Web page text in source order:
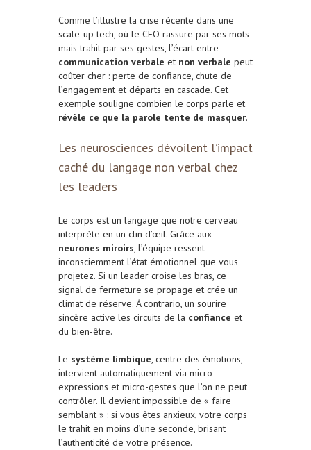
Comme l’illustre la crise récente dans une
scale-up tech, où le CEO rassure par ses mots
mais trahit par ses gestes, l’écart entre
communication verbale et non verbale peut
coûter cher : perte de confiance, chute de
l’engagement et départs en cascade. Cet
exemple souligne combien le corps parle et
révèle ce que la parole tente de masquer.
Les neurosciences dévoilent l’impact
caché du langage non verbal chez
les leaders
Le corps est un langage que notre cerveau
interprète en un clin d’œil. Grâce aux
neurones miroirs, l’équipe ressent
inconsciemment l’état émotionnel que vous
projetez. Si un leader croise les bras, ce
signal de fermeture se propage et crée un
climat de réserve. À contrario, un sourire
sincère active les circuits de la confiance et
du bien-être.
Le système limbique, centre des émotions,
intervient automatiquement via micro-
expressions et micro-gestes que l’on ne peut
contrôler. Il devient impossible de « faire
semblant » : si vous êtes anxieux, votre corps
le trahit en moins d’une seconde, brisant
l’authenticité de votre présence.